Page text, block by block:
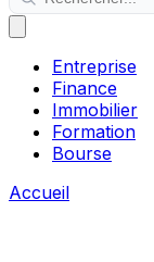
Entreprise
Finance
Immobilier
Formation
Bourse
Accueil